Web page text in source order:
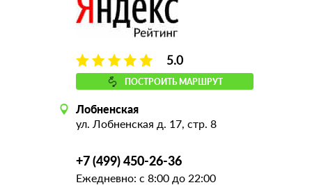
5.0
ПОСТРОИТЬ МАРШРУТ
Лобненская
ул. Лобненская д. 17, стр. 8
+7 (499) 450-26-36
Ежедневно: с 8:00 до 22:00